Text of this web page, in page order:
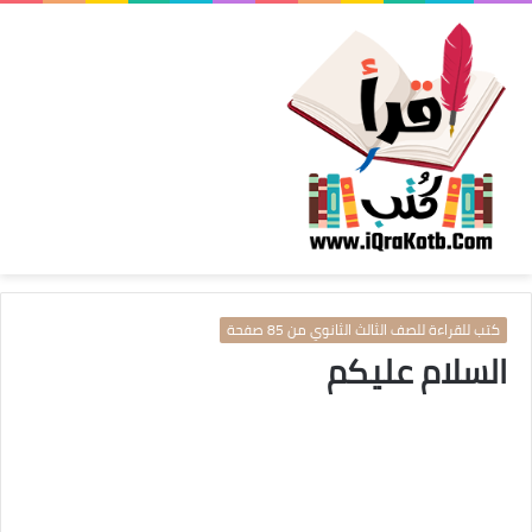
كتب للقراءة للصف الثالث الثانوي من 85 صفحة
السلام عليكم